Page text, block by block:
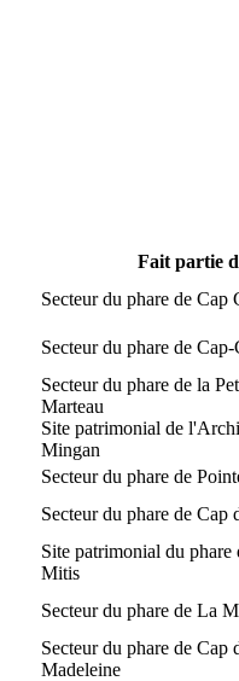
Fait partie
Secteur du phare de Cap
Secteur du phare de Cap-
Secteur du phare de la
Marteau
Site patrimonial de
Mingan
Secteur du phare de
Secteur du phare de Cap
Site patrimonial du phare
Mitis
Secteur du phare de La
Secteur du phare de Cap
Madeleine